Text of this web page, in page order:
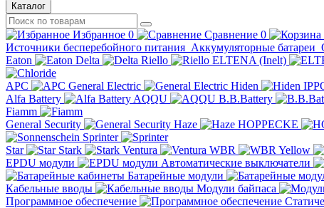
Каталог
Избранное 0 Сравнение 0
Источники бесперебойного питания Аккумуляторные батареи
Eaton
Delta Riello ELTENA (Inelt)
APC General Electric Hiden
Alfa Battery
AQQU B.B.Battery
Fiamm
General Security
Haze HOPPECKE
Sprinter
Star
Stark Ventura WBR Yellow
EPDU модули
Автоматические выключатели
Батарейные модули
Кабельные вводы
Модули байпаса
Программное обеспечение